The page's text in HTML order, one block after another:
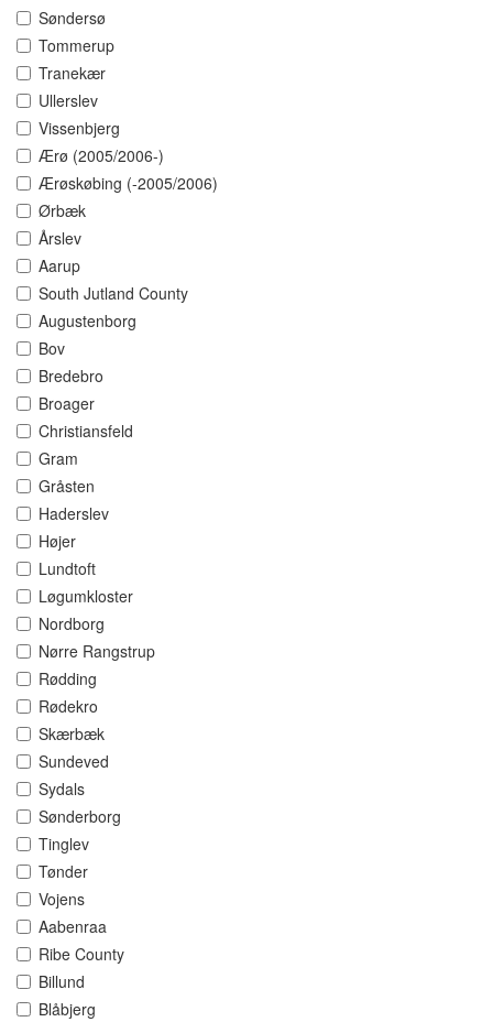
Søndersø
Tommerup
Tranekær
Ullerslev
Vissenbjerg
Ærø (2005/2006-)
Ærøskøbing (-2005/2006)
Ørbæk
Årslev
Aarup
South Jutland County
Augustenborg
Bov
Bredebro
Broager
Christiansfeld
Gram
Gråsten
Haderslev
Højer
Lundtoft
Løgumkloster
Nordborg
Nørre Rangstrup
Rødding
Rødekro
Skærbæk
Sundeved
Sydals
Sønderborg
Tinglev
Tønder
Vojens
Aabenraa
Ribe County
Billund
Blåbjerg